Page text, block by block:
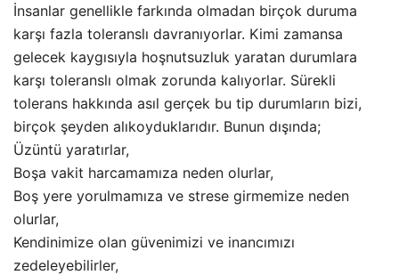
İnsanlar genellikle farkında olmadan birçok duruma
karşı fazla toleranslı davranıyorlar. Kimi zamansa
gelecek kaygısıyla hoşnutsuzluk yaratan durumlara
karşı toleranslı olmak zorunda kalıyorlar. Sürekli
tolerans hakkında asıl gerçek bu tip durumların bizi,
birçok şeyden alıkoyduklarıdır. Bunun dışında;
Üzüntü yaratırlar,
Boşa vakit harcamamıza neden olurlar,
Boş yere yorulmamıza ve strese girmemize neden
olurlar,
Kendinimize olan güvenimizi ve inancımızı
zedeleyebilirler,